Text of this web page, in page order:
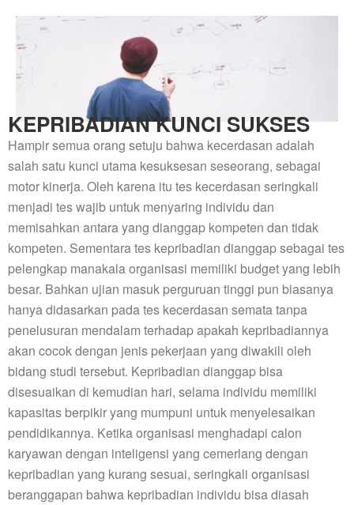
KEPRIBADIAN KUNCI SUKSES
Hampir semua orang setuju bahwa kecerdasan adalah
salah satu kunci utama kesuksesan seseorang, sebagai
motor kinerja. Oleh karena itu tes kecerdasan seringkali
menjadi tes wajib untuk menyaring individu dan
memisahkan antara yang dianggap kompeten dan tidak
kompeten. Sementara tes kepribadian dianggap sebagai tes
pelengkap manakala organisasi memiliki budget yang lebih
besar. Bahkan ujian masuk perguruan tinggi pun biasanya
hanya didasarkan pada tes kecerdasan semata tanpa
penelusuran mendalam terhadap apakah kepribadiannya
akan cocok dengan jenis pekerjaan yang diwakili oleh
bidang studi tersebut. Kepribadian dianggap bisa
disesuaikan di kemudian hari, selama individu memiliki
kapasitas berpikir yang mumpuni untuk menyelesaikan
pendidikannya. Ketika organisasi menghadapi calon
karyawan dengan inteligensi yang cemerlang dengan
kepribadian yang kurang sesuai, seringkali organisasi
beranggapan bahwa kepribadian individu bisa diasah